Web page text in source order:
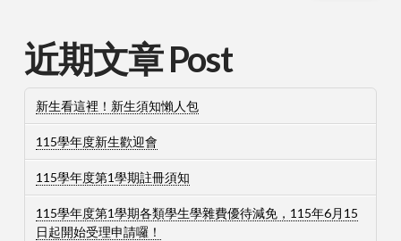
近期文章 Post
新生看這裡！新生須知懶人包
115學年度新生歡迎會
115學年度第1學期註冊須知
115學年度第1學期各類學生學雜費優待減免，115年6月15
日起開始受理申請囉！